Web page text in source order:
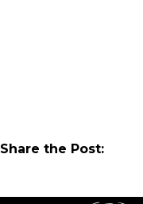
Share the Post: